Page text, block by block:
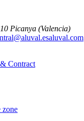
Picanya (Valencia)
aluval.com
Contract
zone